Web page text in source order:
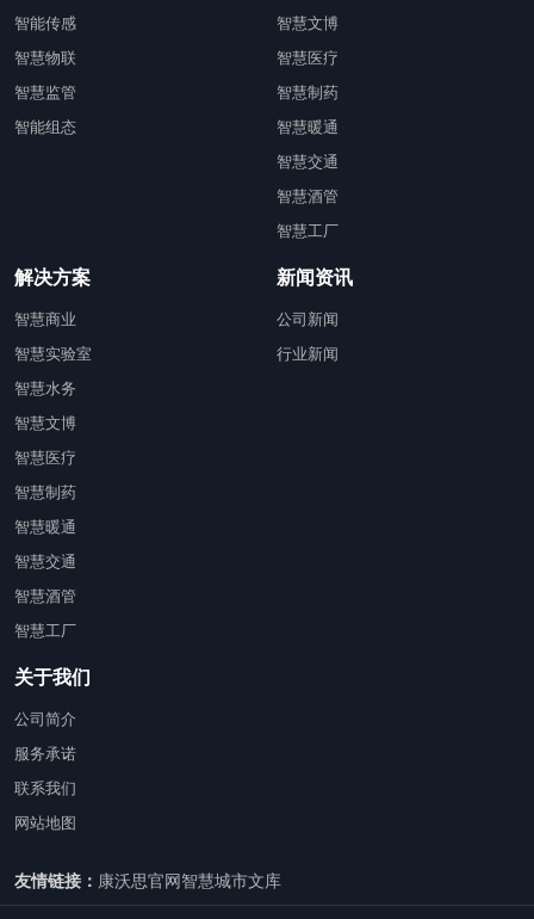
智能传感
智慧物联
智慧监管
智能组态
智慧文博
智慧医疗
智慧制药
智慧暖通
智慧交通
智慧酒管
智慧工厂
解决方案
智慧商业
智慧实验室
智慧水务
智慧文博
智慧医疗
智慧制药
智慧暖通
智慧交通
智慧酒管
智慧工厂
新闻资讯
公司新闻
行业新闻
关于我们
公司简介
服务承诺
联系我们
网站地图
友情链接： 康沃思官网智慧城市文库